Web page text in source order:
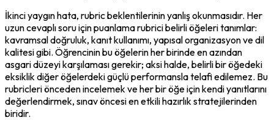
İkinci yaygın hata, rubric beklentilerinin yanlış okunmasıdır. Her
uzun cevaplı soru için puanlama rubrici belirli öğeleri tanımlar:
kavramsal doğruluk, kanıt kullanımı, yapısal organizasyon ve dil
kalitesi gibi. Öğrencinin bu öğelerin her birinde en azından
asgari düzeyi karşılaması gerekir; aksi halde, belirli bir öğedeki
eksiklik diğer öğelerdeki güçlü performansla telafi edilemez. Bu
rubricleri önceden incelemek ve her bir öğe için kendi yanıtlarını
değerlendirmek, sınav öncesi en etkili hazırlık stratejilerinden
biridir.